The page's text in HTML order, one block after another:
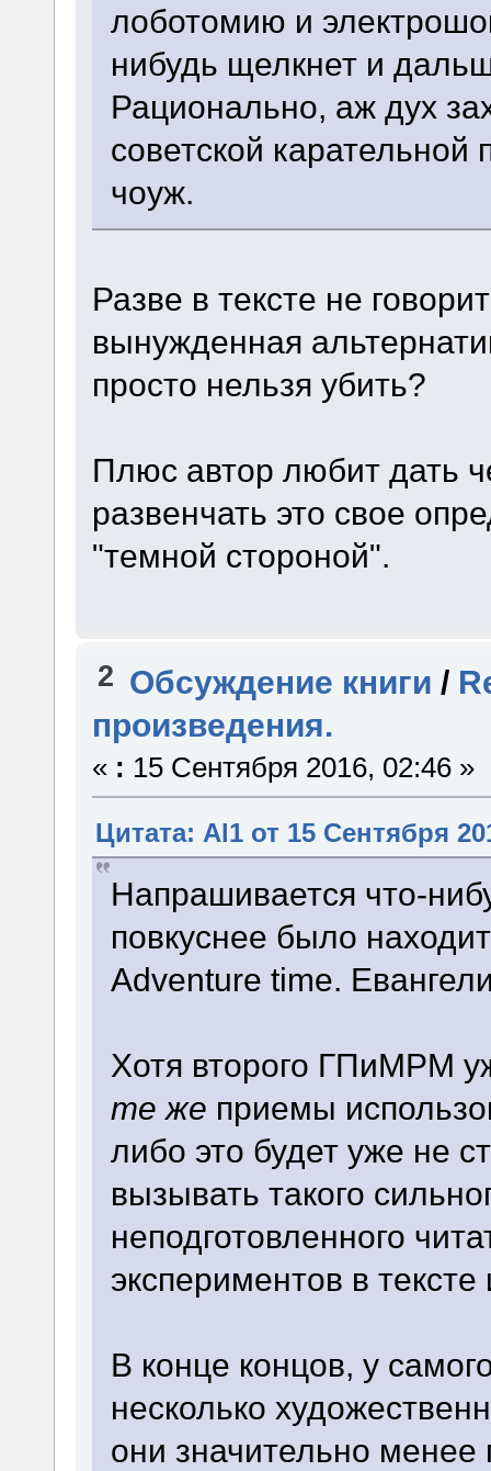
лоботомию и
нибудь щелкнет и
Рационально, аж дух
советской карательной
чоуж.
Разве в тексте не
вынужденная
просто нельзя убить?
Плюс автор любит дать
развенчать это свое
"темной стороной".
2 Обсуждение книги /
произведения.
« : 15 Сентября 2016, 02:46 »
Цитата: Al1 от 15 Сентября
Напрашивается что-
повкуснее было
Adventure time.
Хотя второго ГПиМРМ
те же приемы
либо это будет уже не
вызывать такого
неподготовленного
экспериментов в тексте
В конце концов, у
несколько
они значительно менее